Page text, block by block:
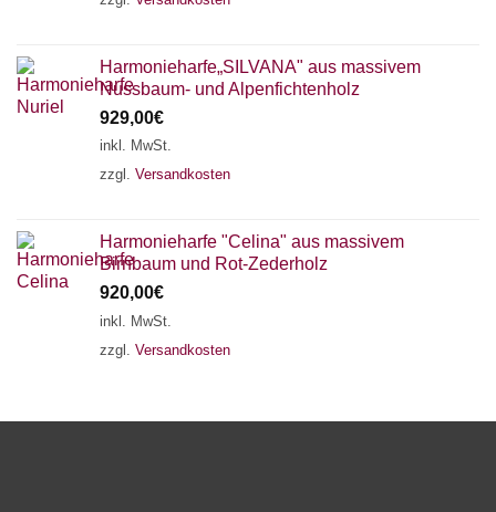
Harmonieharfe„SILVANA" aus massivem
Nussbaum- und Alpenfichtenholz
929,00€
inkl. MwSt.
zzgl. Versandkosten
Harmonieharfe "Celina" aus massivem
Birnbaum und Rot-Zederholz
920,00€
inkl. MwSt.
zzgl. Versandkosten